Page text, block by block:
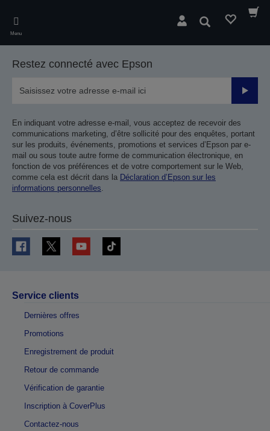
main
content
Menu
Rechercher
Restez connecté avec Epson
Valider
En indiquant votre adresse e-mail, vous acceptez de recevoir des
communications marketing, d’être sollicité pour des enquêtes, portant
sur les produits, événements, promotions et services d’Epson par e-
mail ou sous toute autre forme de communication électronique, en
fonction de vos préférences et de votre comportement sur le Web,
comme cela est décrit dans la Déclaration d’Epson sur les
informations personnelles.
Suivez-nous
Service clients
Dernières offres
Promotions
Enregistrement de produit
Retour de commande
Vérification de garantie
Inscription à CoverPlus
Contactez-nous